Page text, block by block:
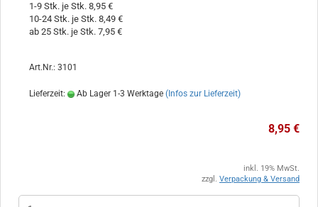
1-9 Stk. je Stk. 8,95 €
10-24 Stk. je Stk. 8,49 €
ab 25 Stk. je Stk. 7,95 €
Art.Nr.: 3101
Lieferzeit: Ab Lager 1-3 Werktage (Infos zur Lieferzeit)
8,95 €
inkl. 19% MwSt.
zzgl. Verpackung & Versand